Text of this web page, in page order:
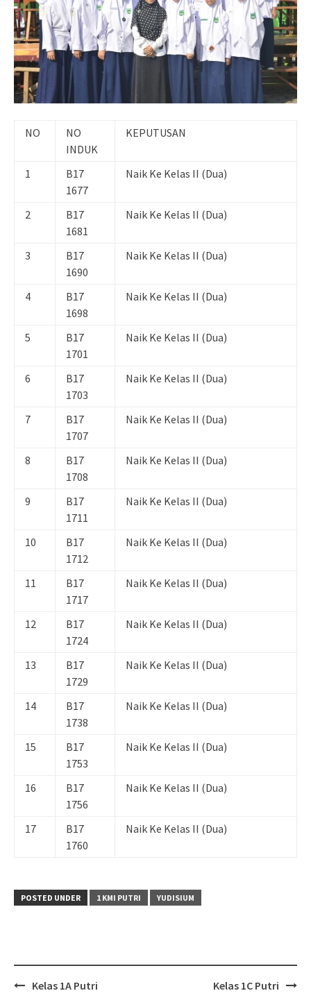
NO
NO
INDUK
KEPUTUSAN
1
B17
1677
Naik Ke Kelas II (Dua)
2
B17
1681
Naik Ke Kelas II (Dua)
3
B17
1690
Naik Ke Kelas II (Dua)
4
B17
1698
Naik Ke Kelas II (Dua)
5
B17
1701
Naik Ke Kelas II (Dua)
6
B17
1703
Naik Ke Kelas II (Dua)
7
B17
1707
Naik Ke Kelas II (Dua)
8
B17
1708
Naik Ke Kelas II (Dua)
9
B17
1711
Naik Ke Kelas II (Dua)
10
B17
1712
Naik Ke Kelas II (Dua)
11
B17
1717
Naik Ke Kelas II (Dua)
12
B17
1724
Naik Ke Kelas II (Dua)
13
B17
1729
Naik Ke Kelas II (Dua)
14
B17
1738
Naik Ke Kelas II (Dua)
15
B17
1753
Naik Ke Kelas II (Dua)
16
B17
1756
Naik Ke Kelas II (Dua)
17
B17
1760
Naik Ke Kelas II (Dua)
POSTED UNDER 1 KMI PUTRI YUDISIUM
PostKelas 1A Putri Kelas 1C Putri